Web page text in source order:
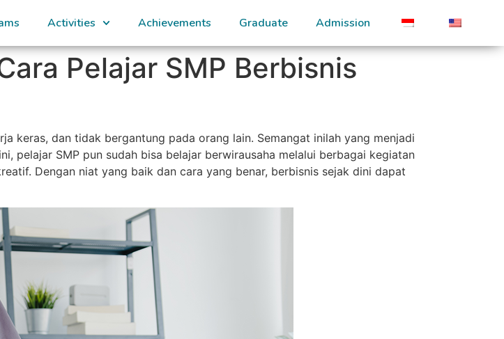
Activities Achievements Graduate Admission
Pelajar SMP Berbisnis
keras, dan tidak bergantung pada orang lain. Semangat inilah yang menjadi
pelajar SMP pun sudah bisa belajar berwirausaha melalui berbagai kegiatan
Dengan niat yang baik dan cara yang benar, berbisnis sejak dini dapat